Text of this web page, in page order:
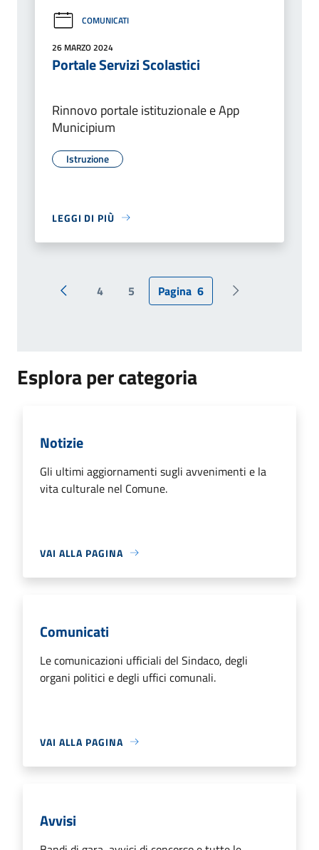
COMUNICATI
26 MARZO 2024
Portale Servizi Scolastici
Rinnovo portale istituzionale e App
Municipium
Istruzione
LEGGI DI PIÙ
Pagina precedente
4 5 Pagina 6 Pagina
Esplora per categoria
Notizie
Gli ultimi aggiornamenti sugli avvenimenti e la
vita culturale nel Comune.
VAI ALLA PAGINA
Comunicati
Le comunicazioni ufficiali del Sindaco, degli
organi politici e degli uffici comunali.
VAI ALLA PAGINA
Avvisi